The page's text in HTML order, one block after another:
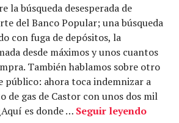
la búsqueda desesperada de
del Banco Popular; una búsqueda
con fuga de depósitos, la
desde máximos y unos cuantos
También hablamos sobre otro
público: ahora toca indemnizar a
de gas de Castor con unos dos mil
es donde … Seguir leyendo